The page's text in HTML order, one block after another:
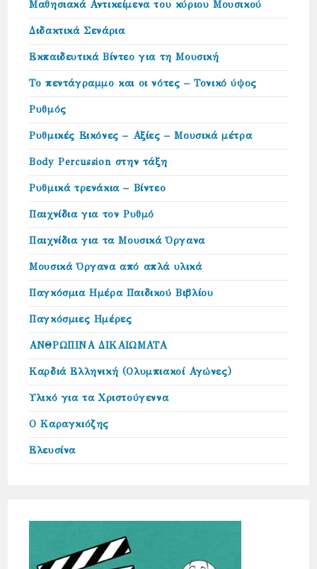
Μαθησιακά Αντικείμενα του κύριου Μουσικού
Διδακτικά Σενάρια
Εκπαιδευτικά Βίντεο για τη Μουσική
Το πεντάγραμμο και οι νότες – Τονικό ύψος
Ρυθμός
Ρυθμικές Εικόνες – Αξίες – Μουσικά μέτρα
Body Percussion στην τάξη
Ρυθμικά τρενάκια – Βίντεο
Παιχνίδια για τον Ρυθμό
Παιχνίδια για τα Μουσικά Όργανα
Μουσικά Όργανα από απλά υλικά
Παγκόσμια Ημέρα Παιδικού Βιβλίου
Παγκόσμιες Ημέρες
ΑΝΘΡΩΠΙΝΑ ΔΙΚΑΙΩΜΑΤΑ
Καρδιά Ελληνική (Ολυμπιακοί Αγώνες)
Υλικό για τα Χριστούγεννα
Ο Καραγκιόζης
Ελευσίνα